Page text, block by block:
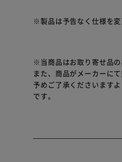
北海道の浜に伝わる郷土
浜鍋です。
※リニューアルに伴い、
※こちらの商品はお取り
さい。
※製品は予告なく仕様を
※当商品はお取り寄せ品
また、商品がメーカーに
予めご了承くださいます
です。